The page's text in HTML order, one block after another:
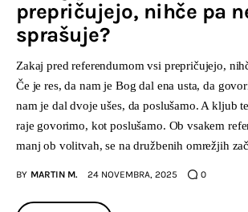
prepričujejo, nihče pa
sprašuje?
Zakaj pred referendumom vsi prepričujejo,
Če je res, da nam je Bog dal ena usta, da
nam je dal dvoje ušes, da poslušamo. A kljub
raje govorimo, kot poslušamo. Ob vsakem
manj ob volitvah, se na družbenih omrežjih
BY MARTIN M. 24 NOVEMBRA, 2025 0